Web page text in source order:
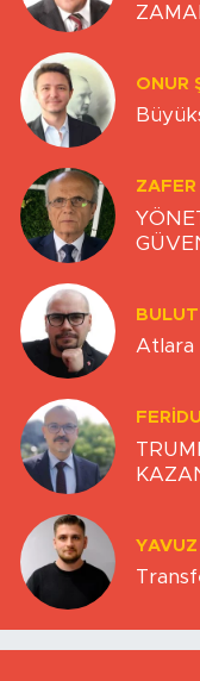
ONUR
ZAFER
Atlara